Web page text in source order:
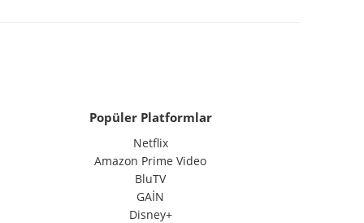
Popüler Platformlar
Netflix
Amazon Prime Video
BluTV
GAİN
Disney+